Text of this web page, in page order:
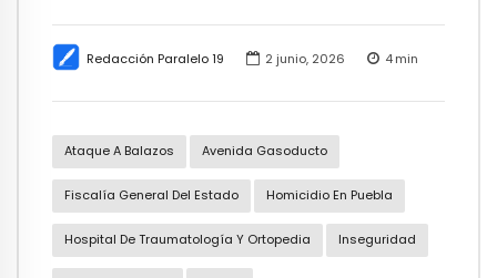
Redacción Paralelo 19 2 junio, 2026 4min
Ataque A Balazos Avenida Gasoducto
Fiscalía General Del Estado Homicidio En Puebla
Hospital De Traumatología Y Ortopedia Inseguridad